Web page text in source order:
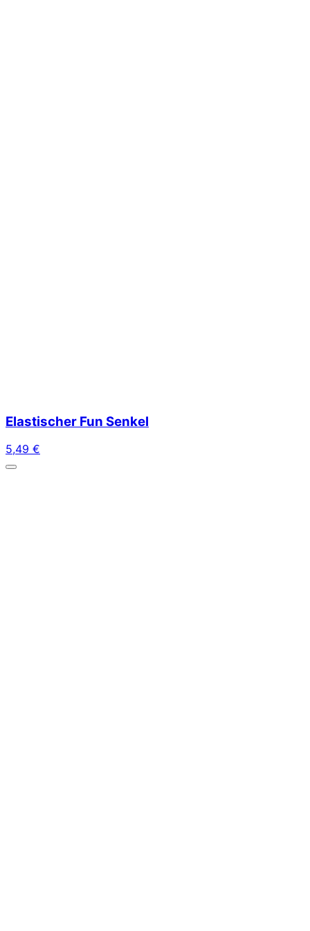
Elastischer Fun Senkel
5,49 €